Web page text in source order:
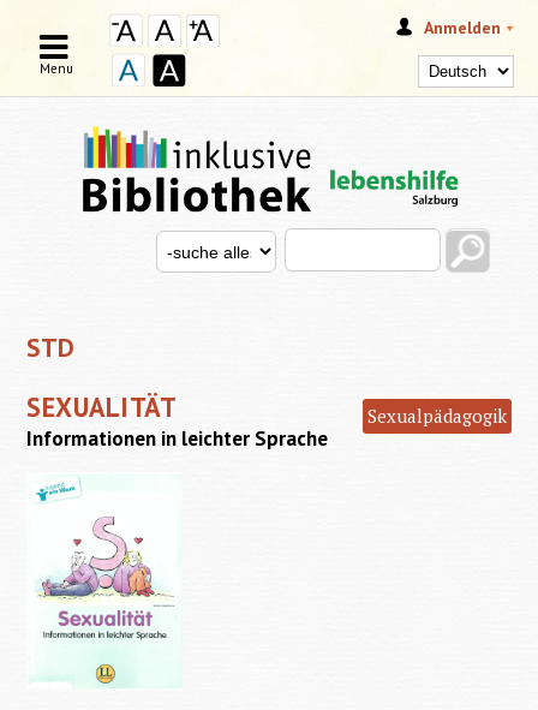
Anmelden
SUCHFORMULAR
Search this site
Search for
Menu
STD
SEXUALITÄT Sexualpädagogik
Informationen in leichter Sprache